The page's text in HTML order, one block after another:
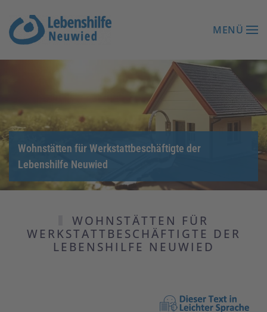
Zum Hauptinhalt springen MENÜ
Wohnstätten für Werkstattbeschäftigte der
Lebenshilfe Neuwied
WOHNSTÄTTEN FÜR
WERKSTATTBESCHÄFTIGTE DER
LEBENSHILFE NEUWIED